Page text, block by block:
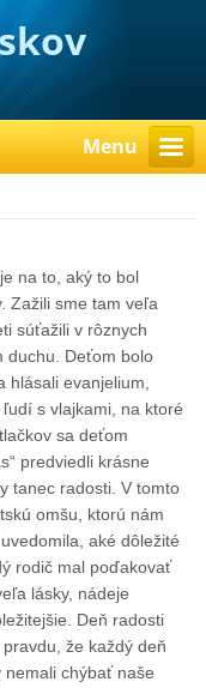
Menu
na to, aký to bol
Zažili sme tam veľa
súťažili v rôznych
duchu. Deťom bolo
hlásali evanjelium,
s vlajkami, na ktoré
sa deťom
predviedli krásne
tanec radosti. V tomto
omšu, ktorú nám
aké dôležité
rodič mal poďakovať
lásky, nádeje
Deň radosti
že každý deň
chýbať naše